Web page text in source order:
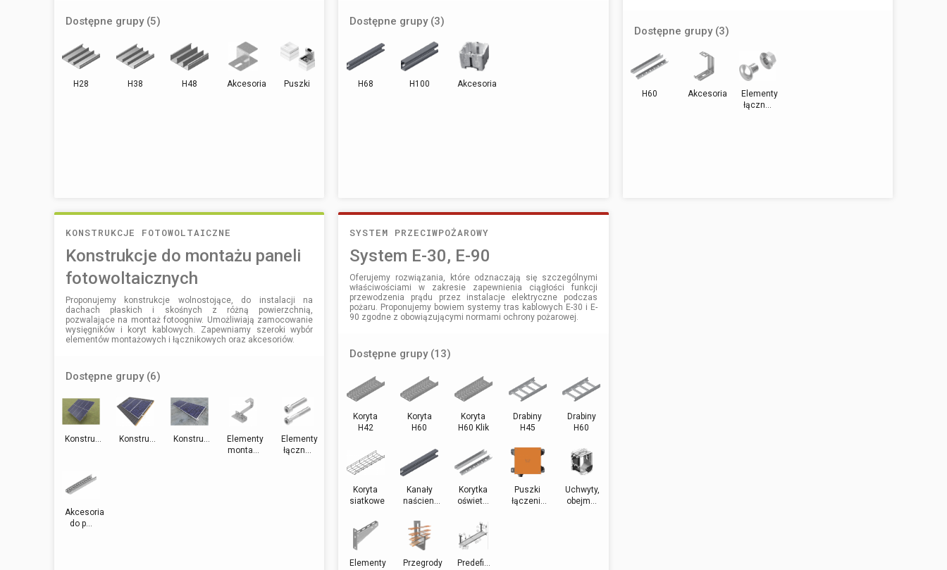
Dostępne grupy (5)
H28 H38 H48 Akcesoria Puszki
Dostępne grupy (3)
H68 H100 Akcesoria
Dostępne grupy (3)
H60 Akcesoria
Elementy
łączn...
KONSTRUKCJE FOTOWOLTAICZNE
Konstrukcje do montażu paneli
fotowoltaicznych
Proponujemy konstrukcje wolnostojące, do instalacji na
dachach płaskich i skośnych z różną powierzchnią,
pozwalające na montaż fotoogniw. Umożliwiają zamocowanie
wysięgników i koryt kablowych. Zapewniamy szeroki wybór
elementów montażowych i łącznikowych oraz akcesoriów.
Dostępne grupy (6)
Konstru... Konstru... Konstru...
Elementy
monta...
Elementy
łączn...
Akcesoria
do p...
SYSTEM PRZECIWPOŻAROWY
System E-30, E-90
Oferujemy rozwiązania, które odznaczają się szczególnymi
właściwościami w zakresie zapewnienia ciągłości funkcji
przewodzenia prądu przez instalacje elektryczne podczas
pożaru. Proponujemy bowiem systemy tras kablowych E-30 i E-
90 zgodne z obowiązującymi normami ochrony pożarowej.
Dostępne grupy (13)
Koryta
H42
Koryta
H60
Koryta
H60 Klik
Drabiny
H45
Drabiny
H60
Koryta
siatkowe
Kanały
naścien...
Korytka
oświet...
Puszki
łączeni...
Uchwyty,
obejm...
Elementy
Przegrody
Predefi...